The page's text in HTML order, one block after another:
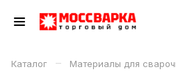
Каталог – Материалы для